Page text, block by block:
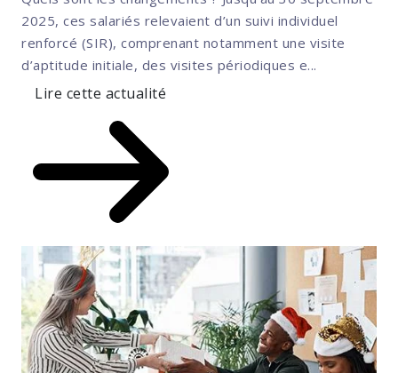
2025, ces salariés relevaient d’un suivi individuel
renforcé (SIR), comprenant notamment une visite
d’aptitude initiale, des visites périodiques e...
Lire cette actualité